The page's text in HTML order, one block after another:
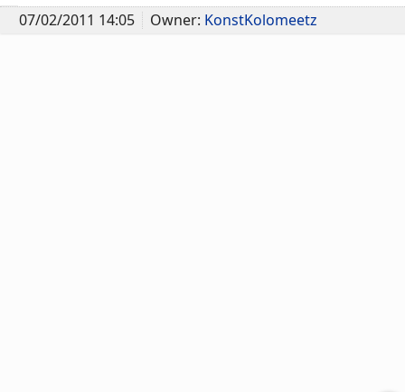
07/02/2011 14:05 Owner: KonstKolomeetz